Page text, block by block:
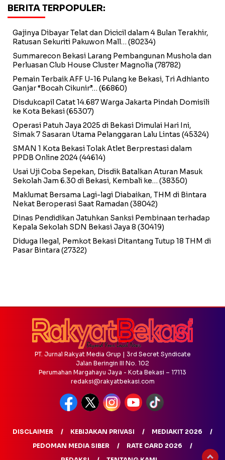
BERITA TERPOPULER:
Gajinya Dibayar Telat dan Dicicil dalam 4 Bulan Terakhir,
Ratusan Sekuriti Pakuwon Mall… (80234)
Summarecon Bekasi Larang Pembangunan Mushola dan
Perluasan Club House Cluster Magnolia (78782)
Pemain Terbaik AFF U-16 Pulang ke Bekasi, Tri Adhianto
Ganjar “Bocah Cikunir”… (66860)
Disdukcapil Catat 14.687 Warga Jakarta Pindah Domisili
ke Kota Bekasi(65307)
Operasi Patuh Jaya 2025 di Bekasi Dimulai Hari Ini,
Simak 7 Sasaran Utama Pelanggaran Lalu Lintas (45324)
SMAN 1 Kota Bekasi Tolak Atlet Berprestasi dalam
PPDB Online 2024(44614)
Usai Uji Coba Sepekan, Disdik Batalkan Aturan Masuk
Sekolah Jam 6.30 di Bekasi, Kembali ke… (38350)
Maklumat Bersama Lagi-lagi Diabaikan, THM di Bintara
Nekat Beroperasi Saat Ramadan (38042)
Dinas Pendidikan Jatuhkan Sanksi Pembinaan terhadap
Kepala Sekolah SDN Bekasi Jaya 8 (30419)
Diduga Ilegal, Pemkot Bekasi Ditantang Tutup 18 THM di
Pasar Bintara (27322)
PT. Jurnal Rakyat Media Grup | 3rd Secret Syndicate
Jalan Beringin III No. 102
Perumahan Margahayu Jaya - Kota Bekasi – 17113
redaksi@rakyatbekasi.com
DISCLAIMER KEBIJAKAN PRIVASI
MEDIAKIT 2026
PEDOMAN MEDIA SIBER
RATE CARD 2026